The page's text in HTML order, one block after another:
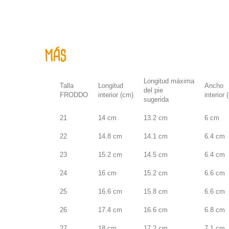
MÁS
Talla
FRODDO
Longitud
interior (cm)
Longitud máxima
del pie
sugerida
Ancho
interior
21 14 cm 13.2 cm 6 cm
22 14.8 cm 14.1 cm 6.4 cm
23 15.2 cm 14.5 cm 6.4 cm
24 16 cm 15.2 cm 6.6 cm
25 16.6 cm 15.8 cm 6.6 cm
26 17.4 cm 16.6 cm 6.8 cm